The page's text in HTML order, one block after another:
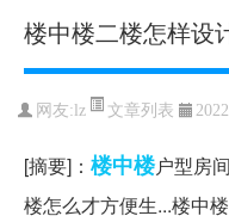
楼中楼二楼怎样设
网友: lz 文章列表
[摘要]： 楼中楼户型房
楼怎么才方便生...楼中